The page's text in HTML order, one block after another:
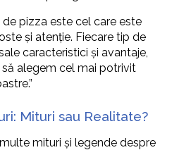
de pizza este cel care este
și atenție. Fiecare tip de
caracteristici și avantaje,
alegem cel mai potrivit
Mituri sau Realitate?
mituri și legende despre